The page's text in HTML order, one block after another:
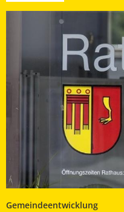
Gemeindeentwicklung